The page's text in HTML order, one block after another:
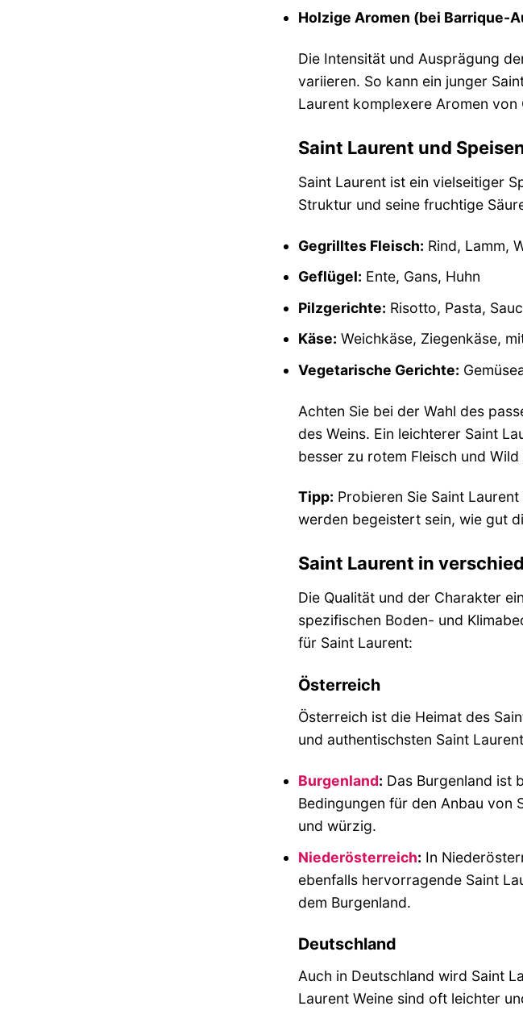
Holzige Aromen (bei Barrique-
Die Intensität und Ausprägung
variieren. So kann ein junger
Laurent komplexere Aromen
Saint Laurent und
Saint Laurent ist ein vielseitiger
Struktur und seine fruchtige
Gegrilltes Fleisch: Rind, Lamm,
Geflügel: Ente, Gans, Huhn
Pilzgerichte: Risotto, Pasta,
Käse: Weichkäse, Ziegenkäse,
Vegetarische Gerichte:
Achten Sie bei der Wahl des
des Weins. Ein leichterer Saint
besser zu rotem Fleisch und
Tipp: Probieren Sie Saint
werden begeistert sein, wie gut
Saint Laurent in
Die Qualität und der Charakter
spezifischen Boden- und
für Saint Laurent:
Österreich
Österreich ist die Heimat des
und authentischsten Saint
Burgenland: Das Burgenland ist
Bedingungen für den Anbau von
und würzig.
Niederösterreich: In
ebenfalls hervorragende Saint
dem Burgenland.
Deutschland
Auch in Deutschland wird Saint
Laurent Weine sind oft leichter